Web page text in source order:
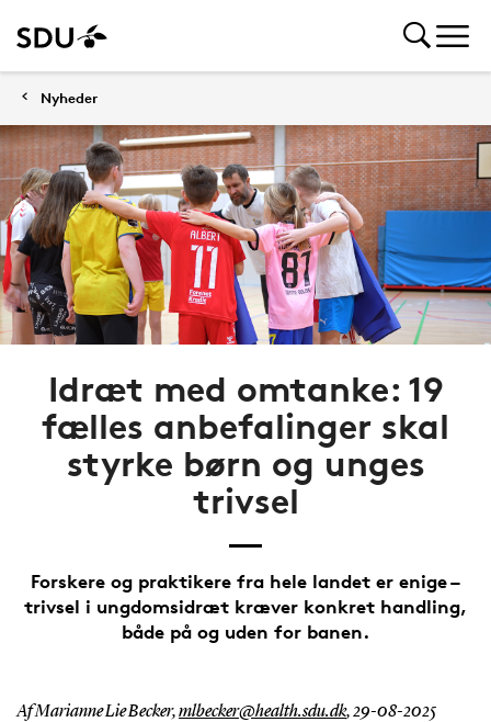
Nyheder
Idræt med omtanke: 19
fælles anbefalinger skal
styrke børn og unges
trivsel
Forskere og praktikere fra hele landet er enige –
trivsel i ungdomsidræt kræver konkret handling,
både på og uden for banen.
Af Marianne Lie Becker,mlbecker@health.sdu.dk,29-08-2025